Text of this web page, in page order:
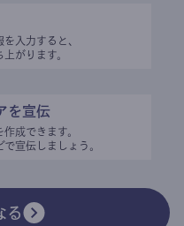
入力すると、
がります。
を宣伝
成できます。
宣伝しましょう。
る